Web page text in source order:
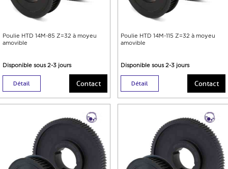
Poulie HTD 14M-85 Z=32 à moyeu
amovible
Disponible sous 2-3 jours
Détail Contact
Poulie HTD 14M-115 Z=32 à moyeu
amovible
Disponible sous 2-3 jours
Détail Contact